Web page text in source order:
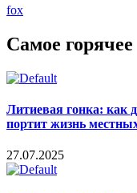
fox
Самое горячее
Литиевая гонка: как
портит жизнь
27.07.2025